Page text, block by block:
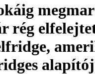
rég